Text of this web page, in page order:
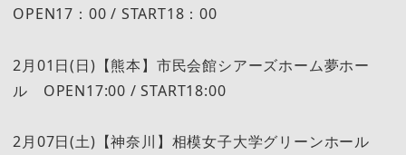
OPEN17：00 / START18：00
2月01日(日)【熊本】市民会館シアーズホーム夢ホー
ル OPEN17:00 / START18:00
2月07日(土)【神奈川】相模女子大学グリーンホール